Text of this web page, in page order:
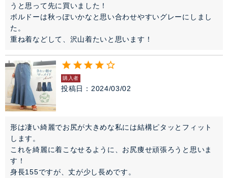
うと思って先に買いました！
ボルドーは秋っぽいかなと思い合わせやすいグレーにしまし
た。
重ね着などして、沢山着たいと思います！
購入者
投稿日 2024/03/02
形は凄い綺麗でお尻が大きめな私には結構ピタッとフィット
します。
これを綺麗に着こなせるように、お尻痩せ頑張ろうと思いま
す！
身長155ですが、丈が少し長めです。